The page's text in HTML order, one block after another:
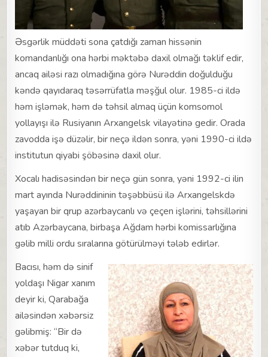
Əsgərlik müddəti sona çatdığı zaman hissənin
komandanlığı ona hərbi məktəbə daxil olmağı təklif edir,
ancaq ailəsi razı olmadığına görə Nurəddin doğulduğu
kəndə qayıdaraq təsərrüfatla məşğul olur. 1985-ci ildə
həm işləmək, həm də təhsil almaq üçün komsomol
yollayışı ilə Rusiyanın Arxangelsk vilayətinə gedir. Orada
zavodda işə düzəlir, bir neçə ildən sonra, yəni 1990-ci ildə
institutun qiyabi şöbəsinə daxil olur.
Xocalı hadisəsindən bir neçə gün sonra, yəni 1992-ci ilin
mart ayında Nurəddininin təşəbbüsü ilə Arxangelskdə
yaşayan bir qrup azərbaycanlı və çeçen işlərini, təhsillərini
atıb Azərbaycana, birbaşa Ağdam hərbi komissarlığına
gəlib milli ordu sıralarına götürülməyi tələb edirlər.
Bacısı, həm də sinif
yoldaşı Nigar xanım
deyir ki, Qarabağa
ailəsindən xəbərsiz
gəlibmiş: “Bir də
xəbər tutduq ki,